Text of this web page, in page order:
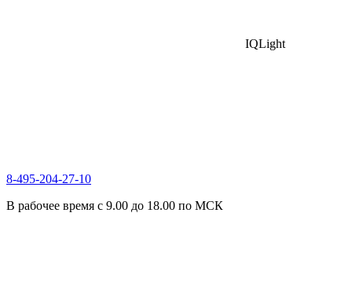
IQLight
8-495-204-27-10
В рабочее время с 9.00 до 18.00 по МСК